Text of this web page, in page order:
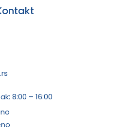
8:00 – 16:00